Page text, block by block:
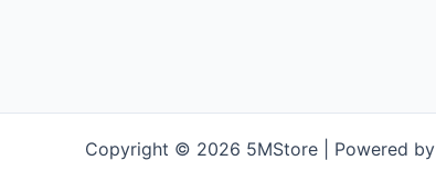
Copyright © 2026 5MStore | Powered by